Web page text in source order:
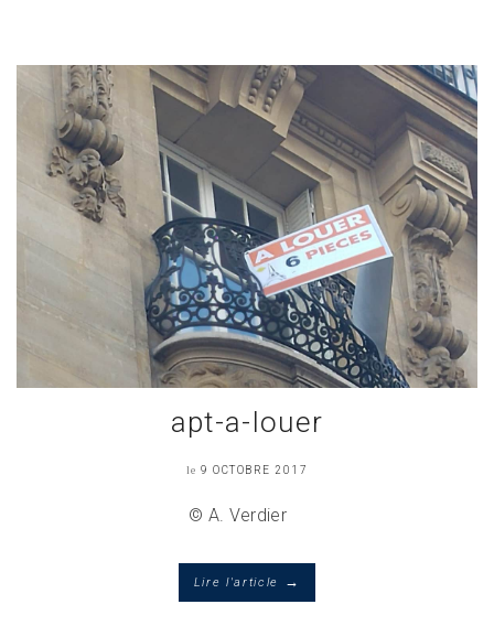
apt-a-louer
le9 OCTOBRE 2017
© A. Verdier
Lire l'article →